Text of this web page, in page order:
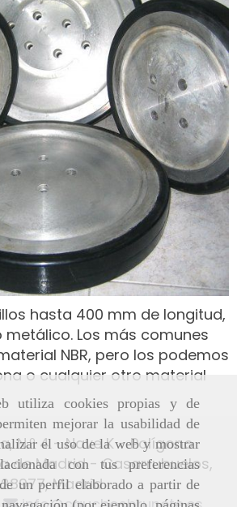
utiliza cookies propias y de
mejorar la usabilidad de
el uso de la web y mostrar
con tus preferencias
un perfil elaborado a partir de
hasta 400 mm de longitud,
metálico. Los más comunes
NBR, pero los podemos
o cualquier otro material
N.º 4 - Nave K - Polígono
de Madrid -Casarrubuelos,
28977,Madrid